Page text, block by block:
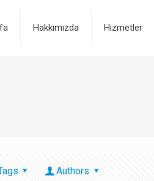
Hakkımızda Hizmetler
Authors